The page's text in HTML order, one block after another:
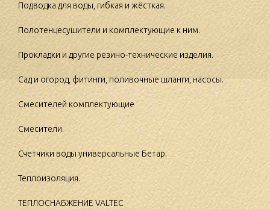
Подводка для воды, гибкая и жёсткая.
Полотенцесушители и комплектующие к ним.
Прокладки и другие резино-технические изделия.
Сад и огород, фитинги, поливочные шланги, насосы.
Смесителей комплектующие
Смесители.
Счетчики воды универсальные Бетар.
Теплоизоляция.
ТЕПЛОСНАБЖЕНИЕ VALTEC